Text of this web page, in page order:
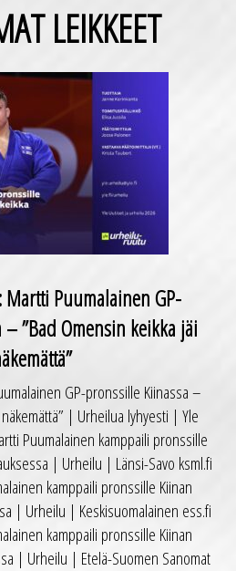
LEIKKEET
Martti Puumalainen GP-
”Bad Omensin keikka jäi
GP-pronssille Kiinassa –
| Urheilua lyhyesti | Yle
Puumalainen kamppaili pronssille
| Urheilu | Länsi-Savo ksml.fi
kamppaili pronssille Kiinan
| Urheilu | Keskisuomalainen ess.fi
kamppaili pronssille Kiinan
| Urheilu | Etelä-Suomen Sanomat